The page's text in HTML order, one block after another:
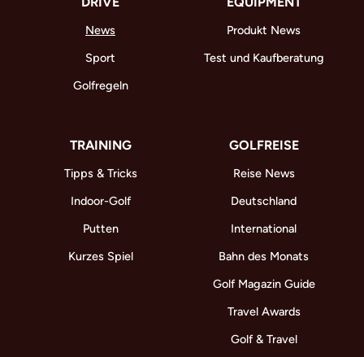
News
Sport
Golfregeln
Produkt News
Test und Kaufberatung
TRAINING
Tipps & Tricks
Indoor-Golf
Putten
Kurzes Spiel
GOLFREISE
Reise News
Deutschland
International
Bahn des Monats
Golf Magazin Guide
Travel Awards
Golf & Travel